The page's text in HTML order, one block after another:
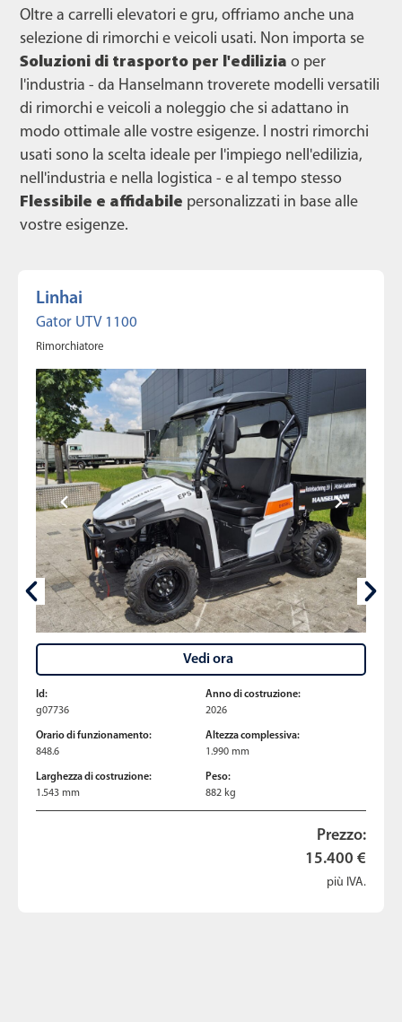
Oltre a carrelli elevatori e gru, offriamo anche una
selezione di rimorchi e veicoli usati. Non importa se
Soluzioni di trasporto per l'edilizia o per
l'industria - da Hanselmann troverete modelli versatili
di rimorchi e veicoli a noleggio che si adattano in
modo ottimale alle vostre esigenze. I nostri rimorchi
usati sono la scelta ideale per l'impiego nell'edilizia,
nell'industria e nella logistica - e al tempo stesso
Flessibile e affidabile personalizzati in base alle
vostre esigenze.
Linhai
Gator UTV 1100
Rimorchiatore
Vedi ora
Id:
g07736
Anno di costruzione:
2026
Orario di funzionamento:
848.6
Altezza complessiva:
1.990 mm
Larghezza di costruzione:
1.543 mm
Peso:
882 kg
Prezzo:
15.400 €
più IVA.